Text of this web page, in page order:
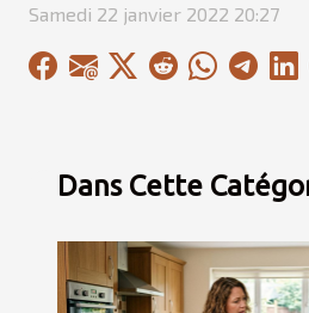
Samedi 22 janvier 2022 20:27
Dans Cette